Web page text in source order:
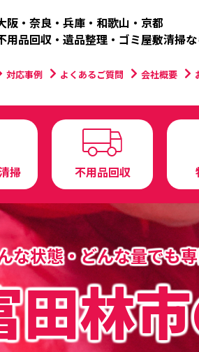
阪・奈良・兵庫・和歌山・京都
用品回収・遺品整理・ゴミ屋敷清掃な
対応事例 よくあるご質問 会社概要
掃 不用品回収
な状態・どんな量でも
田林